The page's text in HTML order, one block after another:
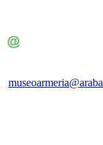
museoarmeria@araba